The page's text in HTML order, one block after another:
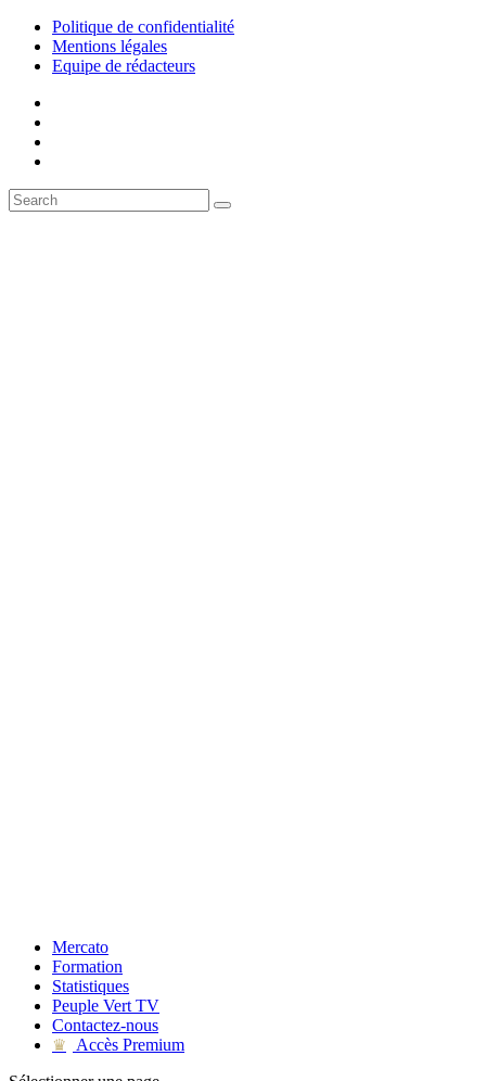
Politique de confidentialité
Mentions légales
Equipe de rédacteurs
Mercato
Formation
Statistiques
Peuple Vert TV
Contactez-nous
♛
Accès Premium